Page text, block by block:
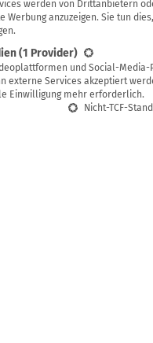
selber ziehen
Superfoods
werden von Drittanbietern
Werbung anzuzeigen. Sie tun
(1 Provider)
und Social-
externe Services akzeptiert
Einwilligung mehr erforderlich.
Nicht-TCF-